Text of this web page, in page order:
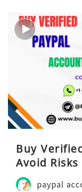
Buy
Avoid
paypal